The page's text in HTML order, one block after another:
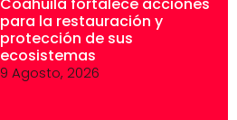
Coahuila fortalece acciones
para la restauración y
protección de sus
ecosistemas
9 Agosto, 2026